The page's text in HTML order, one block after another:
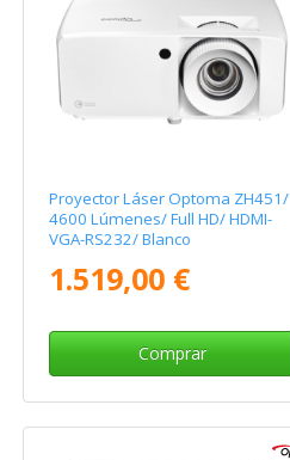
Proyector Láser Optoma ZH451/
4600 Lúmenes/ Full HD/ HDMI-
VGA-RS232/ Blanco
1.519,00 €
Comprar